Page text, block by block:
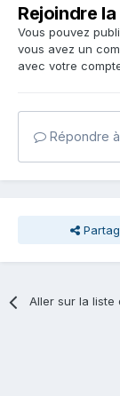
Rejoindre
Vous pouvez
vous avez un
avec votre
Répondre
Aller sur la liste